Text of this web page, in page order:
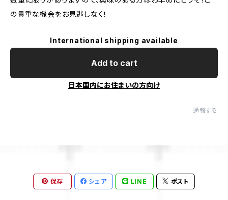
の貴重な機会をお見逃しなく！
International shipping available
Add to cart
日本国内にお住まいの方向け
通報する
保存 シェア LINE ポスト